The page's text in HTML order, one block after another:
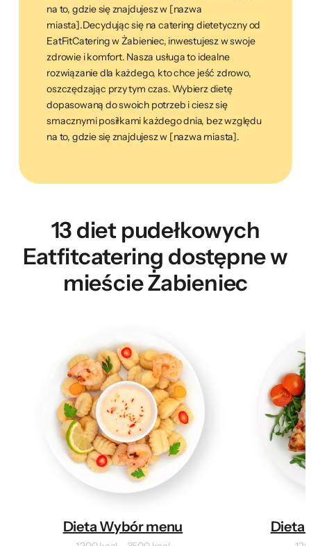
na to, gdzie się znajdujesz w [nazwa
miasta].Decydując się na catering dietetyczny od
EatFitCatering w Żabieniec, inwestujesz w swoje
zdrowie i komfort. Nasza usługa to idealne
rozwiązanie dla każdego, kto chce jeść zdrowo,
oszczędzając przy tym czas. Wybierz dietę
dopasowaną do swoich potrzeb i ciesz się
smacznymi posiłkami każdego dnia, bez względu
na to, gdzie się znajdujesz w [nazwa miasta].
13 diet pudełkowych
Eatfitcatering dostępne w
mieście Żabieniec
Dieta Wybór menu Dieta